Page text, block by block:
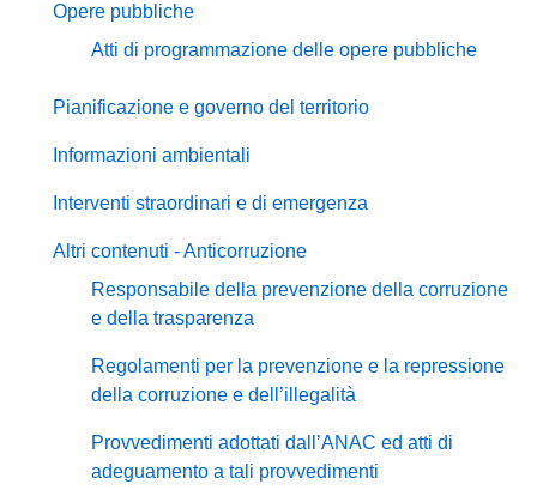
Opere pubbliche
Atti di programmazione delle opere pubbliche
Pianificazione e governo del territorio
Informazioni ambientali
Interventi straordinari e di emergenza
Altri contenuti - Anticorruzione
Responsabile della prevenzione della corruzione
e della trasparenza
Regolamenti per la prevenzione e la repressione
della corruzione e dell’illegalità
Provvedimenti adottati dall’ANAC ed atti di
adeguamento a tali provvedimenti